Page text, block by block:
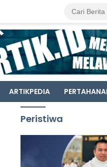
ARTIKPEDIA
Peristiwa